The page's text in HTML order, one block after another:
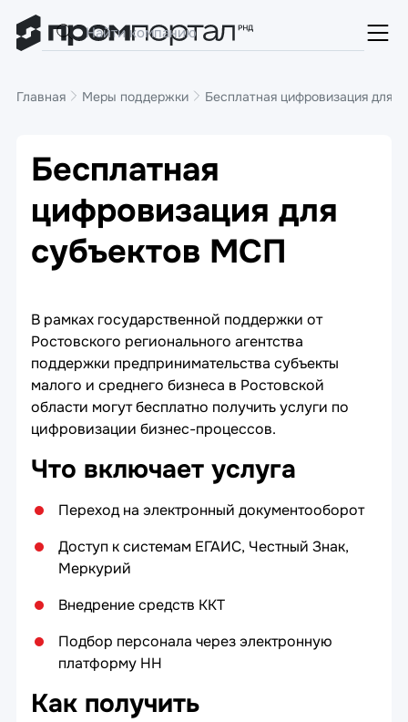
Главная Меры поддержки Бесплатная цифровизация для
Бесплатная
цифровизация для
субъектов МСП
В рамках государственной поддержки от
Ростовского регионального агентства
поддержки предпринимательства субъекты
малого и среднего бизнеса в Ростовской
области могут бесплатно получить услуги по
цифровизации бизнес-процессов.
Что включает услуга
Переход на электронный документооборот
Доступ к системам ЕГАИС, Честный Знак,
Меркурий
Внедрение средств ККТ
Подбор персонала через электронную
платформу HH
Как получить